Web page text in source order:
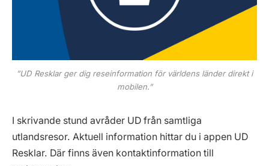
”UD Resklar ger dig reseinformation för världens länder direkt i
mobilen.”
I skrivande stund avråder UD från samtliga
utlandsresor. Aktuell information hittar du i appen UD
Resklar. Där finns även kontaktinformation till